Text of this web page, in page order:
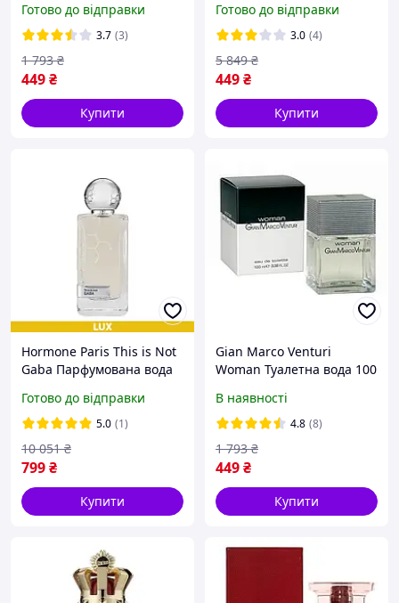
Готово до відправки
3.7 (3)
449₴
1 793 ₴
Купити
Бланш)
Готово до відправки
3.0 (4)
449₴
5 849 ₴
Купити
Hormone Paris This is Not
Gaba Парфумована вода
Готово до відправки
5.0 (1)
799₴
10 051 ₴
Купити
Gian Marco Venturi
Woman Туалетна вода 100
Вумен)
В наявності
4.8 (8)
449₴
1 793 ₴
Купити